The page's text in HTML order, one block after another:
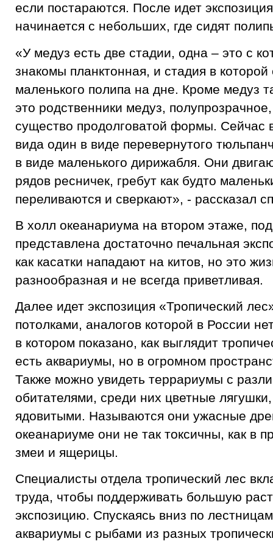
если постараются. После идет
начинается с небольших, где сидят
«У медуз есть две стадии, одна – это с
знакомы планктонная, и стадия в
маленького полипа на дне. Кроме медуз
это родственники медуз,
существо продолговатой формы. Сейчас
вида один в виде перевернутого
в виде маленького дирижабля. Они
рядов ресничек, гребут как будто
переливаются и сверкают», - рассказал
В холл океанариума на втором этаже,
представлена достаточно печальная
как касатки нападают на китов, но это
разнообразная и не всегда приветливая.
Далее идет экспозиция «Тропический
потолками, аналогов которой в России
в котором показано, как выглядит
есть аквариумы, но в огромном
Также можно увидеть террариумы с
обитателями, среди них цветные
ядовитыми. Называются они ужасные
океанариуме они не так токсичны, как в
змеи и ящерицы.
Специалисты отдела тропический лес
труда, чтобы поддерживать большую
экспозицию. Спускаясь вниз по
аквариумы с рыбами из разных